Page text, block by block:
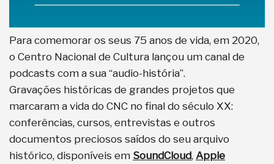
Para comemorar os seus 75 anos de vida, em 2020,
o Centro Nacional de Cultura lançou um canal de
podcasts com a sua “audio-história”.
Gravações históricas de grandes projetos que
marcaram a vida do CNC no final do século XX:
conferências, cursos, entrevistas e outros
documentos preciosos saídos do seu arquivo
histórico, disponíveis em SoundCloud, Apple